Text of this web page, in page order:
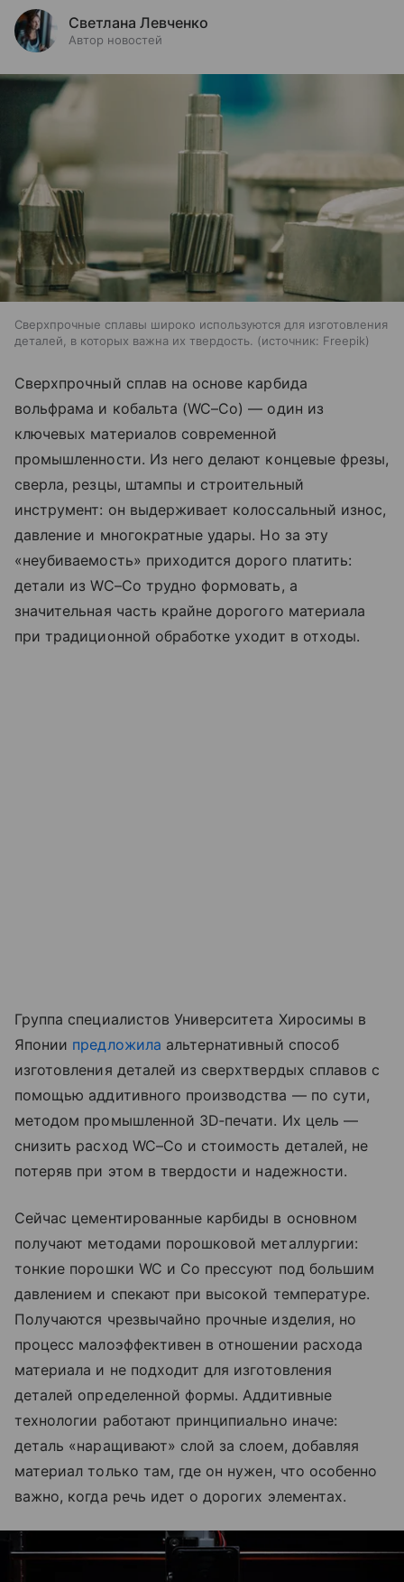
Светлана Левченко
Автор новостей
Сверхпрочные сплавы широко используются для изготовления
деталей, в которых важна их твердость.
источник: Freepik
Сверхпрочный сплав на основе карбида
вольфрама и кобальта (WC–Co) — один из
ключевых материалов современной
промышленности. Из него делают концевые фрезы,
сверла, резцы, штампы и строительный
инструмент: он выдерживает колоссальный износ,
давление и многократные удары. Но за эту
«неубиваемость» приходится дорого платить:
детали из WC–Co трудно формовать, а
значительная часть крайне дорогого материала
при традиционной обработке уходит в отходы.
Группа специалистов Университета Хиросимы в
Японии предложила альтернативный способ
изготовления деталей из сверхтвердых сплавов с
помощью аддитивного производства — по сути,
методом промышленной 3D‑печати. Их цель —
снизить расход WC–Co и стоимость деталей, не
потеряв при этом в твердости и надежности.
Сейчас цементированные карбиды в основном
получают методами порошковой металлургии:
тонкие порошки WC и Co прессуют под большим
давлением и спекают при высокой температуре.
Получаются чрезвычайно прочные изделия, но
процесс малоэффективен в отношении расхода
материала и не подходит для изготовления
деталей определенной формы. Аддитивные
технологии работают принципиально иначе:
деталь «наращивают» слой за слоем, добавляя
материал только там, где он нужен, что особенно
важно, когда речь идет о дорогих элементах.